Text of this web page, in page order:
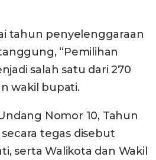
tahun penyelenggaraan
“Pemilihan
salah satu dari 270
wakil bupati.
Nomor 10, Tahun
tegas disebut
serta Walikota dan Wakil